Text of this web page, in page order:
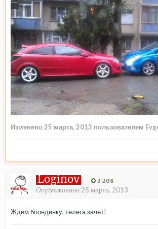
Изменено25 марта, 2013 пользователем
Loginov 3 208
Опубликовано 25 марта, 2013
Ждем блондинку, телега зачет!